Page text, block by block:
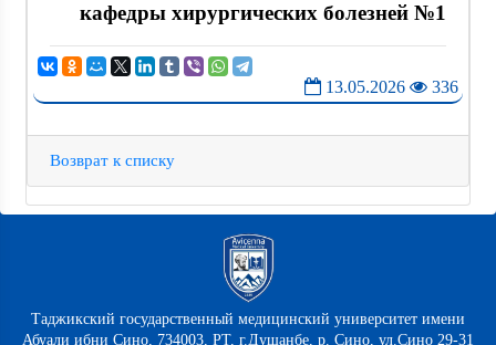
кафедры хирургических болезней №1
13.05.2026 336
Возврат к списку
Таджикский государственный медицинский университет имени
Абуали ибни Сино, 734003, РТ, г.Душанбе, р. Сино, ул.Сино 29-31